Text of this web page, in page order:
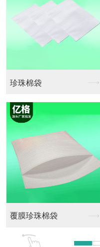
珍珠棉袋子
珍珠棉袋定制